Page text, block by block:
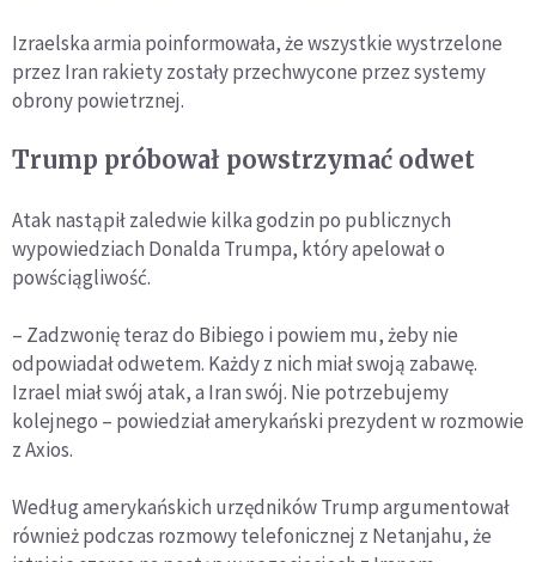
Izraelska armia poinformowała, że wszystkie wystrzelone
przez Iran rakiety zostały przechwycone przez systemy
obrony powietrznej.
Trump próbował powstrzymać odwet
Atak nastąpił zaledwie kilka godzin po publicznych
wypowiedziach Donalda Trumpa, który apelował o
powściągliwość.
– Zadzwonię teraz do Bibiego i powiem mu, żeby nie
odpowiadał odwetem. Każdy z nich miał swoją zabawę.
Izrael miał swój atak, a Iran swój. Nie potrzebujemy
kolejnego – powiedział amerykański prezydent w rozmowie
z Axios.
Według amerykańskich urzędników Trump argumentował
również podczas rozmowy telefonicznej z Netanjahu, że